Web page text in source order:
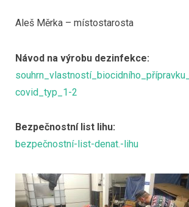
Aleš Měrka – místostarosta
Návod na výrobu dezinfekce:
covid_typ_1-2
Bezpečnostní list lihu:
bezpečnostní-list-denat.-lihu